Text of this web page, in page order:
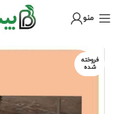
منو
فروخته
شده